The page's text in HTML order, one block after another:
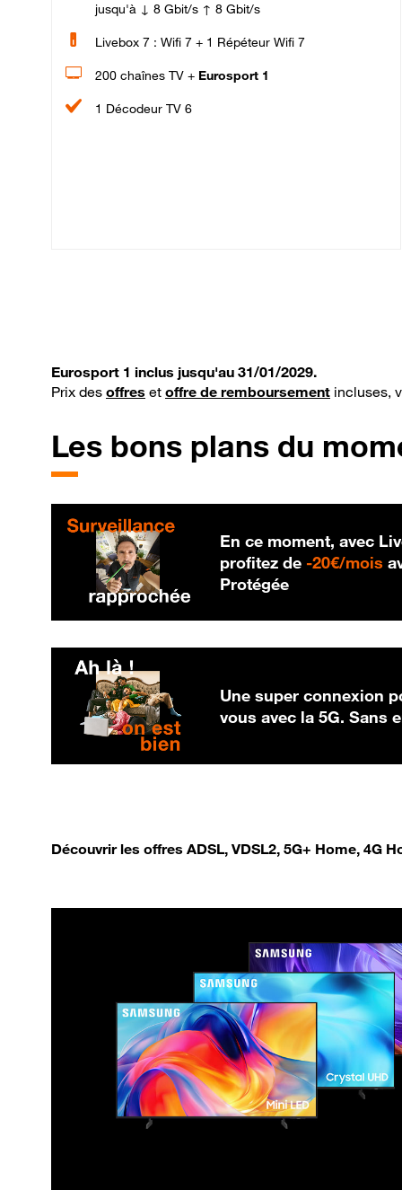
jusqu'à ↓ 8 Gbit/s ↑ 8 Gbit/s
Livebox 7 : Wifi 7 + 1 Répéteur Wifi 7
200 chaînes TV + Eurosport 1
1 Décodeur TV 6
Eurosport 1 inclus jusqu'au 31/01/2029.
Prix des offres et offre de remboursement incluses,
Les bons plans du
En ce moment, avec
profitez de -20€/mois
Protégée
Une super connexion
vous avec la 5G. Sans
Découvrir les offres ADSL, VDSL2, 5G+ Home, 4G